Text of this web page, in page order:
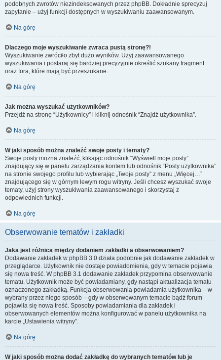
podobnych zwrotów niezindeksowanych przez phpBB. Dokładnie sprecyzuj
zapytanie – użyj funkcji dostępnych w wyszukiwaniu zaawansowanym.
Na górę
Dlaczego moje wyszukiwanie zwraca pustą stronę?!
Wyszukiwanie zwróciło zbyt dużo wyników. Użyj zaawansowanego
wyszukiwania i postaraj się bardziej precyzyjnie określić szukany fragment
oraz fora, które mają być przeszukane.
Na górę
Jak można wyszukać użytkowników?
Przejdź na stronę “Użytkownicy” i kliknij odnośnik “Znajdź użytkownika”.
Na górę
W jaki sposób można znaleźć swoje posty i tematy?
Swoje posty można znaleźć, klikając odnośnik “Wyświetl moje posty”
znajdujący się w panelu zarządzania kontem lub odnośnik “Posty użytkownika”
na stronie swojego profilu lub wybierając „Twoje posty” z menu „Więcej…”
znajdującego się w górnym lewym rogu witryny. Jeśli chcesz wyszukać swoje
tematy, użyj strony wyszukiwania zaawansowanego i skorzystaj z
odpowiednich funkcji.
Na górę
Obserwowanie tematów i zakładki
Jaka jest różnica między dodaniem zakładki a obserwowaniem?
Dodawanie zakładek w phpBB 3.0 działa podobnie jak dodawanie zakładek w
przeglądarce. Użytkownik nie dostaje powiadomienia, gdy w temacie pojawia
się nowa treść. W phpBB 3.1 dodawanie zakładek przypomina obserwowanie
tematu. Użytkownik może być powiadamiany, gdy nastąpi aktualizacja tematu
oznaczonego zakładką. Funkcja obserwowania powiadamia użytkownika – w
wybrany przez niego sposób – gdy w obserwowanym temacie bądź forum
pojawiła się nowa treść. Sposoby powiadamiania dla zakładek i
obserwowanych elementów można konfigurować w panelu użytkownika na
karcie „Ustawienia witryny”.
Na górę
W jaki sposób można dodać zakładkę do wybranych tematów lub je